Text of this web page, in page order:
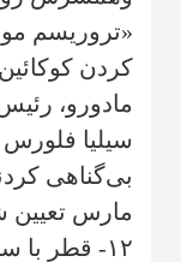
«تروریسم
کردن
مادورو،
سیلیا فلورس
مارس
۱۲- قطر